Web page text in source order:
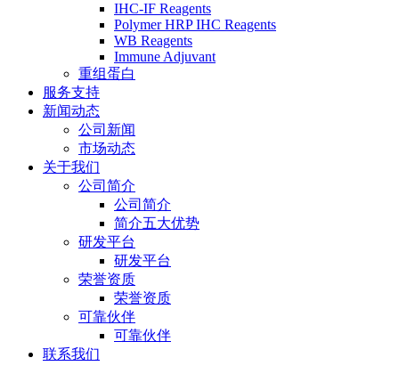
IHC-IF Reagents
Polymer HRP IHC Reagents
WB Reagents
Immune Adjuvant
重组蛋白
服务支持
新闻动态
公司新闻
市场动态
关于我们
公司简介
公司简介
简介五大优势
研发平台
研发平台
荣誉资质
荣誉资质
可靠伙伴
可靠伙伴
联系我们